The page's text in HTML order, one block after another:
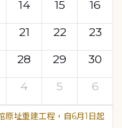
14 15
16
21 22
23
28 29
30
4 5 6
原址重建工程，自6月1日起